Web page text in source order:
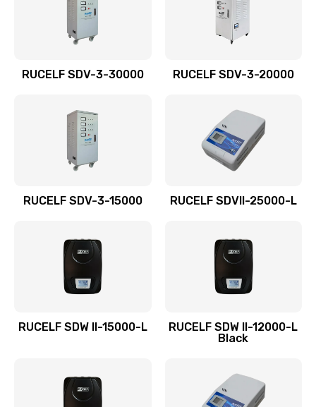
RUCELF SDV-3-30000 RUCELF SDV-3-20000
RUCELF SDV-3-15000 RUCELF SDVII-25000-L
RUCELF SDW II-15000-L
RUCELF SDW II-12000-L
Black